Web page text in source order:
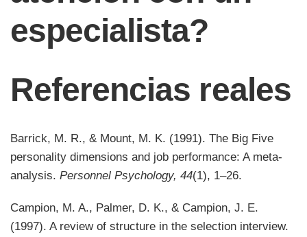
especialista?
Referencias reales
Barrick, M. R., & Mount, M. K. (1991). The Big Five
personality dimensions and job performance: A meta‐
analysis. Personnel Psychology, 44(1), 1–26.
Campion, M. A., Palmer, D. K., & Campion, J. E.
(1997). A review of structure in the selection interview.